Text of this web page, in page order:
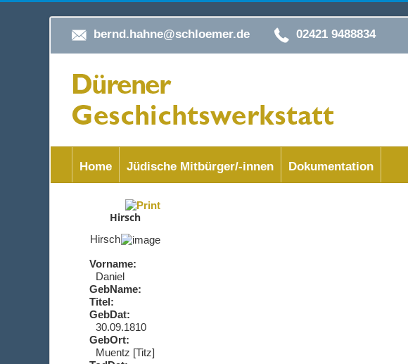
bernd.hahne@schloemer.de 02421 9488834
Home Jüdische Mitbürger/-innen Dokumentation
Hirsch
Hirsch
Vorname:
Daniel
GebName:
Titel:
GebDat:
30.09.1810
GebOrt:
Muentz [Titz]